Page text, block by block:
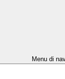
Menu di